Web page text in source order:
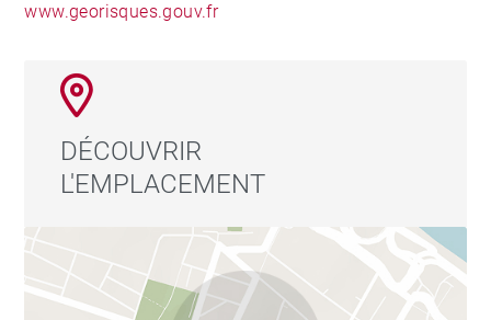
www.georisques.gouv.fr
DÉCOUVRIR
L'EMPLACEMENT